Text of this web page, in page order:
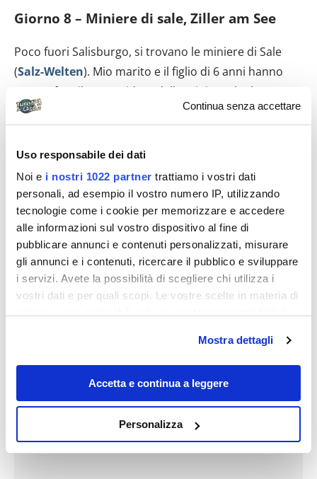
Continua senza accettare
Uso responsabile dei dati
Noi e i nostri 1022 partner trattiamo i vostri dati
personali, ad esempio il vostro numero IP, utilizzando
tecnologie come i cookie per memorizzare e accedere
alle informazioni sul vostro dispositivo al fine di
pubblicare annunci e contenuti personalizzati, misurare
gli annunci e i contenuti, ricercare il pubblico e sviluppare
i servizi. Avete la possibilità di scegliere chi utilizza i
vostri dati e per quali scopi. Le vostre scelte in materia di
modificare o revocare il proprio consenso in qualsiasi
momento dalla Dichiarazione sui cookie o facendo clic
sull'icona di attivazione della privacy.
raccogliere informazioni sulla tua posizione
geografica, con un'approssimazione di qualche
Mostra dettagli
Accetta e continua a leggere
Personalizza
Giorno 8 – Miniere di sale, Ziller am See
Poco fuori Salisburgo, si trovano le miniere di Sale
(Salz-Welten). Mio marito e il figlio di 6 anni hanno
potuto fare il tour guidato delle miniere che hanno
reputato davvero interessante oltre che divertente
(dura 1 ora e mezza). Sotto i 4 anni non si può
partecipare e quindi io e il piccolo siamo stati fuori e
abbiamo visitato il villaggio celtico che fa sempre
parte del complesso delle miniere.